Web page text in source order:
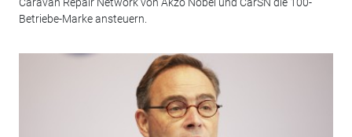
Caravan Repair Network von Akzo Nobel und CarSN die 100-
Betriebe-Marke ansteuern.